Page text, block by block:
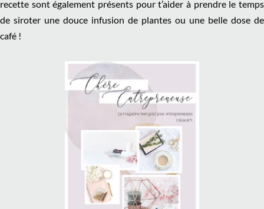
recette sont également présents pour t’aider à prendre le temps
de siroter une douce infusion de plantes ou une belle dose de
café !